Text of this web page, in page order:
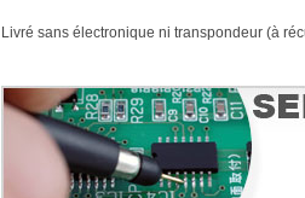
Livré sans électronique ni transpondeur (à